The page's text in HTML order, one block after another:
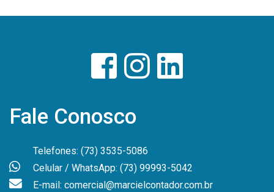
Fale Conosco
Telefones: (73) 3535-5086
Celular / WhatsApp: (73) 99993-5042
E-mail: comercial@marcielcontador.com.br